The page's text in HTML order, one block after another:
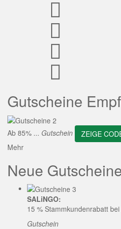
Gutscheine
Ab 85% ... Gutschein
ZEIGE
Mehr
Neue
SALiNGO:
15 % Stammkundenrabatt
Gutschein